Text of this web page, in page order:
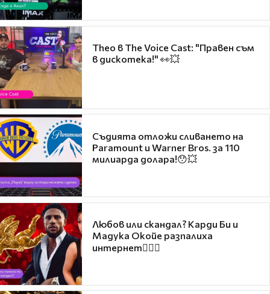
Theo в The Voice Cast: "Правен съм
в дискотека!" 👀💥
Съдията отложи сливането на
Paramount и Warner Bros. за 110
милиарда долара!😯💥
Любов или скандал? Карди Би и
Мадука Окойе разпалиха
интернет❤️‍🔥🔥